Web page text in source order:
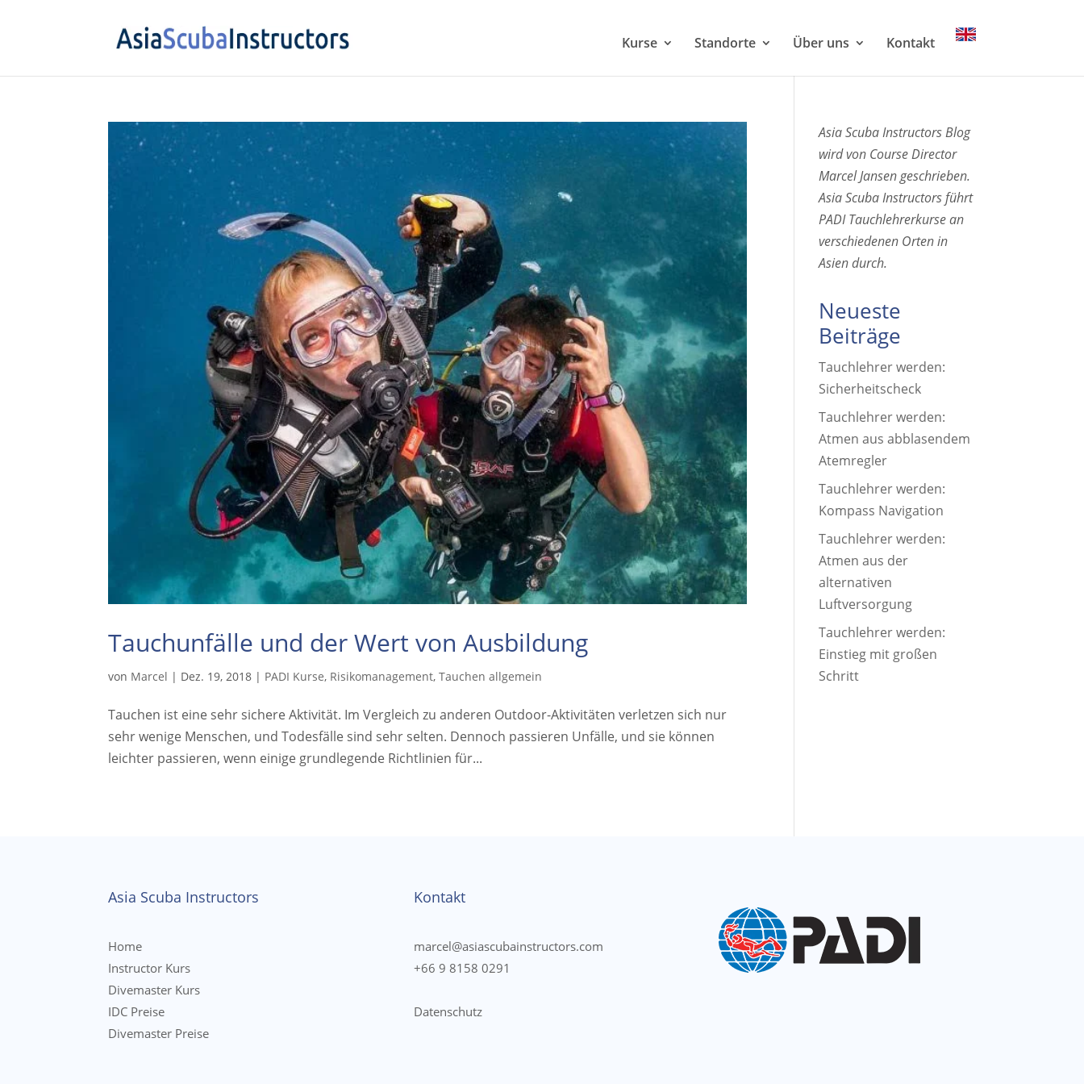
Kurse Standorte Über uns Kontakt
Tauchunfälle und der Wert von Ausbildung
von Marcel | Dez. 19, 2018 | PADI Kurse, Risikomanagement,Tauchen allgemein
Tauchen ist eine sehr sichere Aktivität. Im Vergleich zu anderen Outdoor-Aktivitäten verletzen sich nur
sehr wenige Menschen, und Todesfälle sind sehr selten. Dennoch passieren Unfälle, und sie können
leichter passieren, wenn einige grundlegende Richtlinien für...
Asia Scuba Instructors Blog
wird von Course Director
Marcel Jansen geschrieben.
Asia Scuba Instructors führt
PADI Tauchlehrerkurse an
verschiedenen Orten in
Asien durch.
Neueste
Beiträge
Tauchlehrer werden:
Sicherheitscheck
Tauchlehrer werden:
Atmen aus abblasendem
Atemregler
Tauchlehrer werden:
Kompass Navigation
Tauchlehrer werden:
Atmen aus der
alternativen
Luftversorgung
Tauchlehrer werden:
Einstieg mit großen
Schritt
Asia Scuba Instructors
Home
Instructor Kurs
Divemaster Kurs
IDC Preise
Divemaster Preise
Kontakt
marcel@asiascubainstructors.com
+66 9 8158 0291
Datenschutz